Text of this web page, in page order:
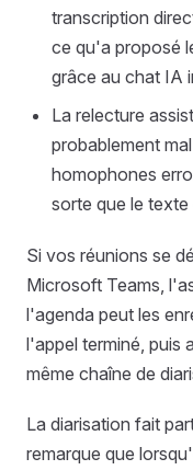
transcription
ce qu'a proposé
grâce au chat IA
La relecture
probablement
homophones
sorte que le
Si vos réunions se
Microsoft Teams,
l'agenda peut les
l'appel terminé, puis
même chaîne de
La diarisation fait
remarque que